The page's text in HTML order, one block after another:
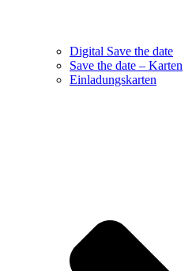
Digital Save the date
Save the date – Karten
Einladungskarten